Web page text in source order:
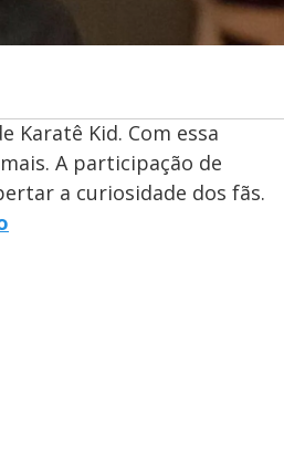
Karatê Kid. Com essa
A participação de
a curiosidade dos fãs.